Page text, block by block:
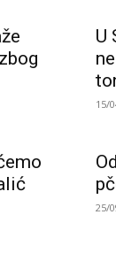
U
15/
25/